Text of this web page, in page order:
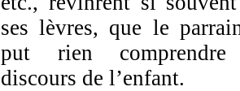
ses lèvres, que le
put rien
discours de l’enfant.